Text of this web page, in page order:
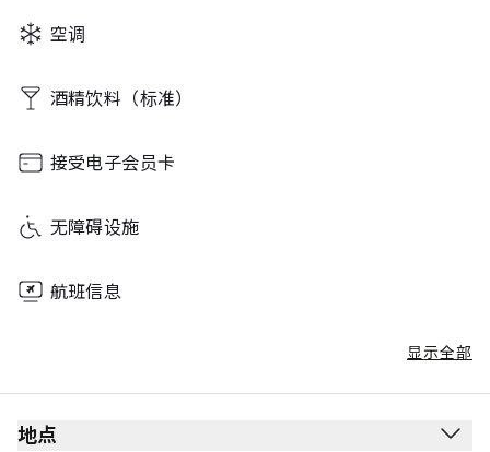
Thursday
Friday
Sunday
空调
酒精饮料（标准）
接受电子会员卡
无障碍设施
航班信息
显示全部
地点